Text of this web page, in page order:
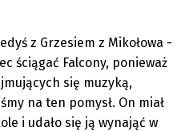
z Grzesiem z Mikołowa -
ściągać Falcony, ponieważ
się muzyką,
na ten pomysł. On miał
i udało się ją wynająć w